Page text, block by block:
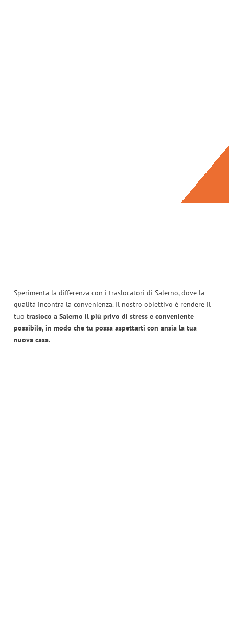
Sperimenta la differenza con i traslocatori di Salerno, dove la
qualità incontra la convenienza. Il nostro obiettivo è rendere il
tuo trasloco a Salerno il più privo di stress e conveniente
possibile, in modo che tu possa aspettarti con ansia la tua
nuova casa.